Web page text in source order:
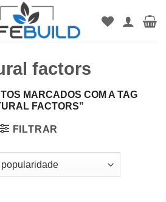
factors
MARCADOS COM A TAG
FACTORS”
FILTRAR